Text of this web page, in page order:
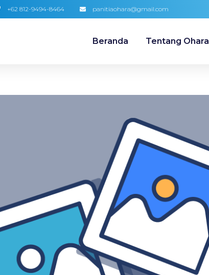
+62 812-9494-8464 panitiaohara@gmail.com
Beranda Tentang Ohara